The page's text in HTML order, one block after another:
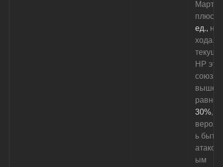
Март 7
плюс
ед., на
хода.
HP
выше
равно
30%,
ь быть
ым